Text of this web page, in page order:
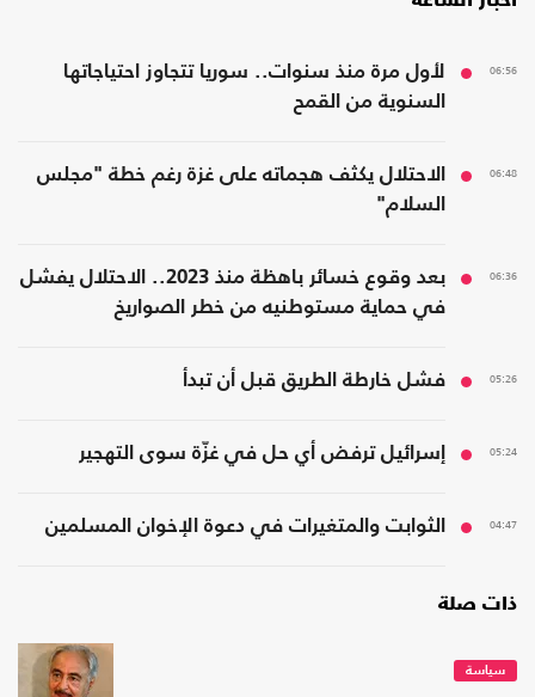
06:56
لأول مرة منذ سنوات.. سوريا تتجاوز احتياجاتها
السنوية من القمح
06:48
الاحتلال يكثف هجماته على غزة رغم خطة "مجلس
السلام"
06:36
بعد وقوع خسائر باهظة منذ 2023.. الاحتلال يفشل
في حماية مستوطنيه من خطر الصواريخ
05:26 فشل خارطة الطريق قبل أن تبدأ
05:24 إسرائيل ترفض أي حل في غزّة سوى التهجير
04:47 الثوابت والمتغيرات في دعوة الإخوان المسلمين
ذات صلة
سياسة